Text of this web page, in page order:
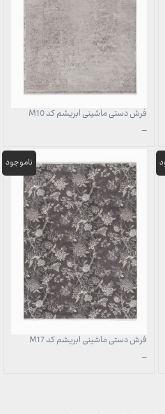
فرش دستی ماشینی ابریشم کد M10
–محدوده
686,000 تومان
19,970,000 تومان
فرش دستی ماشینی ابریشم کد M17
–محدوده